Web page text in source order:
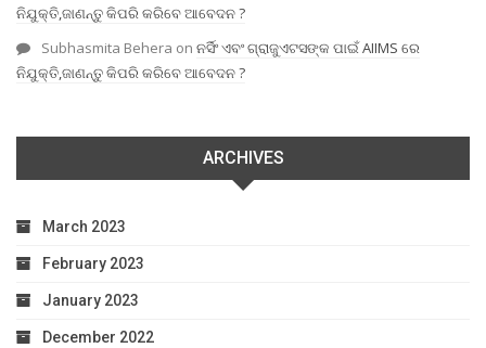
ନିଯୁକ୍ତି,ଜାଣନ୍ତୁ କିପରି କରିବେ ଆବେଦନ ?
Subhasmita Behera on ନର୍ସିଂ ଏବଂ ଗ୍ରାଜୁଏଟସଙ୍କ ପାଇଁ AIIMS ରେ
ନିଯୁକ୍ତି,ଜାଣନ୍ତୁ କିପରି କରିବେ ଆବେଦନ ?
ARCHIVES
March 2023
February 2023
January 2023
December 2022